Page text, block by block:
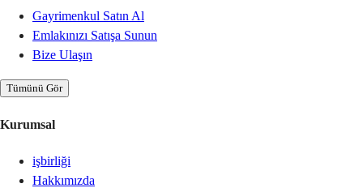
Gayrimenkul Satın Al
Emlakınızı Satışa Sunun
Bize Ulaşın
Tümünü Gör
Kurumsal
işbirliği
Hakkımızda